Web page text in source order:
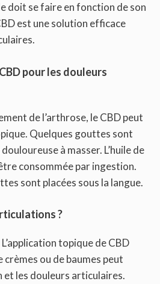
doit se faire en fonction de son
est une solution efficace
pour les douleurs
de l’arthrose, le CBD peut
Quelques gouttes sont
à masser. L’huile de
consommée par ingestion.
sont placées sous la langue.
?
topique de CBD
crèmes ou de baumes peut
et les douleurs articulaires.